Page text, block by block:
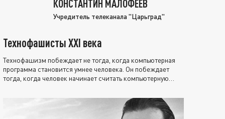
КОНСТАНТИН МАЛОФЕЕВ
Учредитель телеканала "Царьград"
Технофашисты XXI века
Технофашизм побеждает не тогда, когда компьютерная
программа становится умнее человека. Он побеждает
тогда, когда человек начинает считать компьютерную